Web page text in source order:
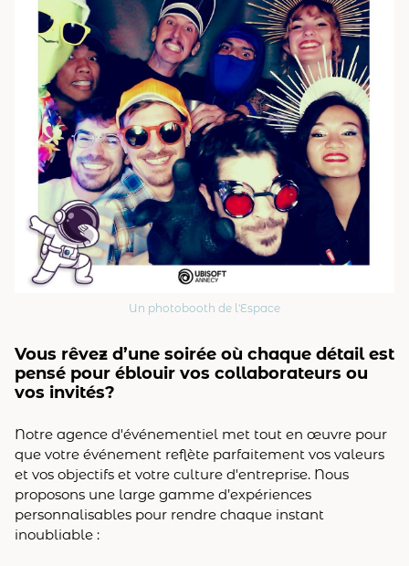
Un photobooth de l'Espace
Vous rêvez d’une soirée où chaque détail est
pensé pour éblouir vos collaborateurs ou
vos invités?
Notre agence d'événementiel met tout en œuvre pour
que votre événement reflète parfaitement vos valeurs
et vos objectifs et votre culture d'entreprise. Nous
proposons une large gamme d’expériences
personnalisables pour rendre chaque instant
inoubliable :